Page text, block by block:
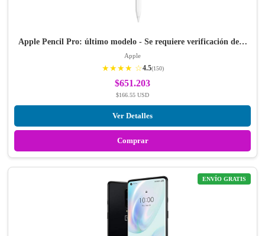
Apple Pencil Pro: último modelo - Se requiere verificación de…
Apple
★★★★ ☆4.5(150)
$651.203
$166.55 USD
Ver Detalles
Comprar
ENVÍO GRATIS